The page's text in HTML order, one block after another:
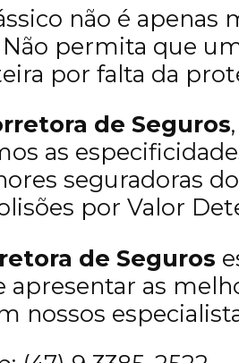
não é apenas
permita que
por falta da
de Seguros
as
seguradoras
por Valor
de Seguros
apresentar as
nossos